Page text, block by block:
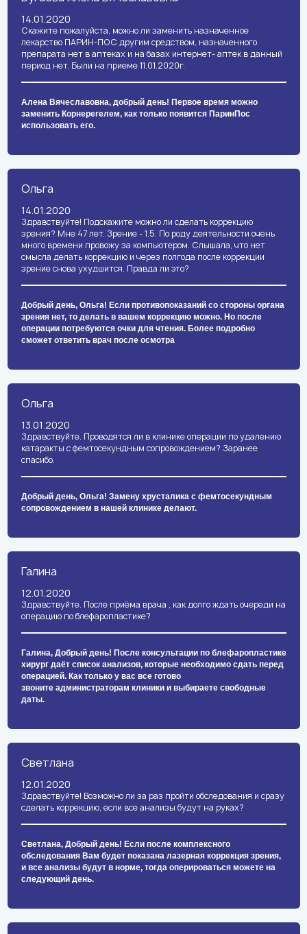
14.01.2020
Скажите пожалуйста, можно ли заменить назначенное
лекарство ПАРИН-ПОС другим средством, назначенного
препарата нет в аптеках и на базах интернет- аптек в данный
период нет. Были на приеме 11.01.2020г.
Алена Вячеславовна, добрый день! Первое время можно
заменить Корнерегелем, как только появится ПаринПос
использовать его.
Ольга
14.01.2020
Здравствуйте! Подскажите можно ли сделать коррекцию
зрения? Мне 47 лет. Зрение - 1.5. По роду деятельности очень
много времени провожу за компьютером. Слышала, что нет
смысла делать коррекцию и через полгода после коррекции
зрение снова ухудшится. Правда ли это?
Добрый день, Ольга! Если противопоказаний со стороны органа
зрения нет, то делать в вашем коррекцию можно. Но после
операции потребуются очки для чтения. Более подробно
сможет ответить врач после осмотра
Ольга
13.01.2020
Здравствуйте. Проводятся ли в клинике операции по удалению
катаракты с фемтосекундным сопровождением? Заранее
спасибо.
Добрый день, Ольга! Замену хрусталика с фемтосекундным
сопровождением в нашей клинике делают.
Галина
12.01.2020
Здравствуйте. После приёма врача , как долго ждать очереди на
операцию по блефаропластике?
Галина, Добрый день! После консультации по блефаропластике
хирург даёт список анализов, которые необходимо сдать перед
операцией. Как только у вас все готово
звоните администраторам клиники и выбираете свободные
даты.
Светлана
12.01.2020
Здравствуйте! Возможно ли за раз пройти обследования и сразу
сделать коррекцию, если все анализы будут на руках?
Светлана, Добрый день! Если после комплексного
обследования Вам будет показана лазерная коррекция зрения,
и все анализы будут в норме, тогда оперироваться можете на
следующий день.